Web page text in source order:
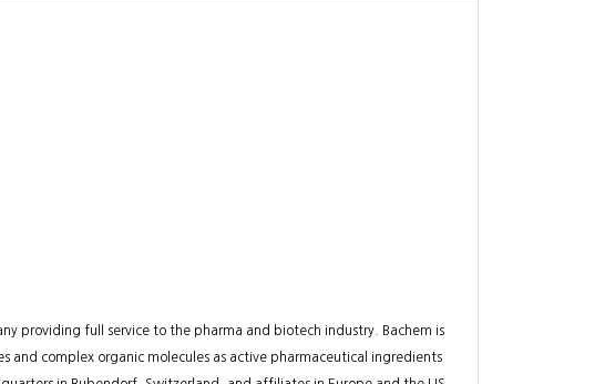
providing full service to the pharma and biotech industry. Bachem is
complex organic molecules as active pharmaceutical ingredients